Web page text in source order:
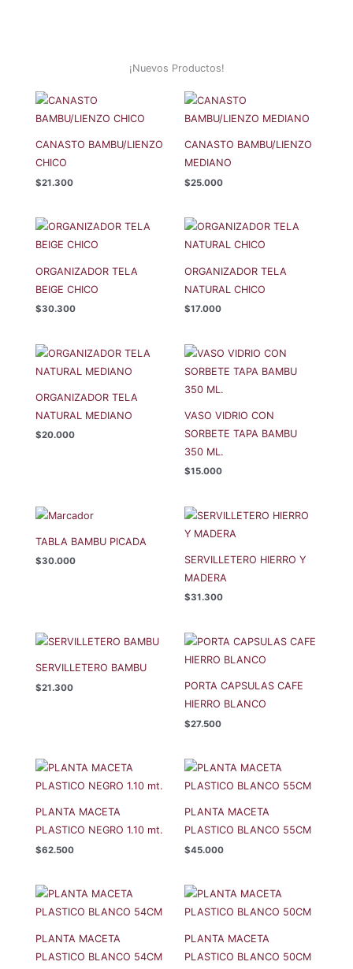
¡Nuevos Productos!
CANASTO BAMBU/LIENZO
CHICO
$21.300
CANASTO BAMBU/LIENZO
MEDIANO
$25.000
ORGANIZADOR TELA
BEIGE CHICO
$30.300
ORGANIZADOR TELA
NATURAL CHICO
$17.000
ORGANIZADOR TELA
NATURAL MEDIANO
$20.000
VASO VIDRIO CON
SORBETE TAPA BAMBU
350 ML.
$15.000
TABLA BAMBU PICADA
$30.000
SERVILLETERO HIERRO Y
MADERA
$31.300
SERVILLETERO BAMBU
$21.300
PORTA CAPSULAS CAFE
HIERRO BLANCO
$27.500
PLANTA MACETA
PLASTICO NEGRO 1.10 mt.
$62.500
PLANTA MACETA
PLASTICO BLANCO 55CM
$45.000
PLANTA MACETA
PLASTICO BLANCO 54CM
PLANTA MACETA
PLASTICO BLANCO 50CM